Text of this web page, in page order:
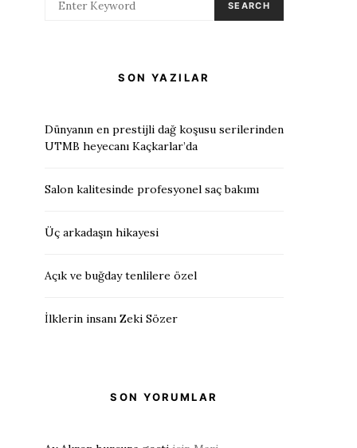
SEARCH
SON YAZILAR
Dünyanın en prestijli dağ koşusu serilerinden
UTMB heyecanı Kaçkarlar’da
Salon kalitesinde profesyonel saç bakımı
Üç arkadaşın hikayesi
Açık ve buğday tenlilere özel
İlklerin insanı Zeki Sözer
SON YORUMLAR